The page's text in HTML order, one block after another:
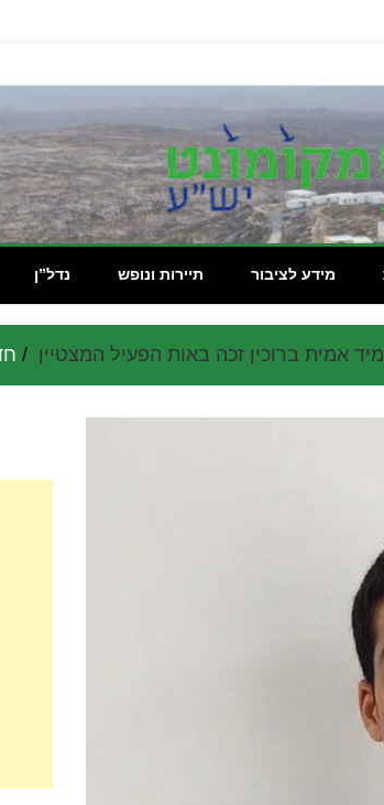
מקומון
נדל”ן תיירות ונופש מידע לציבור
אמית ברוכין זכה באות הפעיל המצטיין